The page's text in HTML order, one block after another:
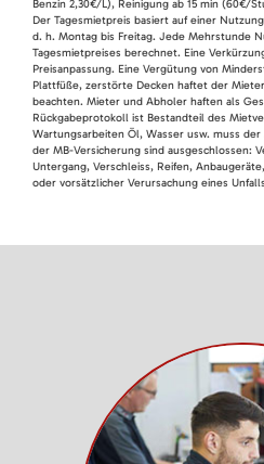
Benzin 2,30€/L), Reinigung ab 15 min (60€/
Der Tagesmietpreis basiert auf einer
d. h. Montag bis Freitag. Jede Mehrstunde
Tagesmietpreises berechnet. Eine
Preisanpassung. Eine Vergütung von
Plattfüße, zerstörte Decken haftet der
beachten. Mieter und Abholer haften als
Rückgabeprotokoll ist Bestandteil des
Wartungsarbeiten Öl, Wasser usw. muss
der MB-Versicherung sind ausgeschlossen:
Untergang, Verschleiss, Reifen,
oder vorsätzlicher Verursachung eines